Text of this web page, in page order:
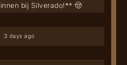
bij Silverado!** 🤠
3 days ago